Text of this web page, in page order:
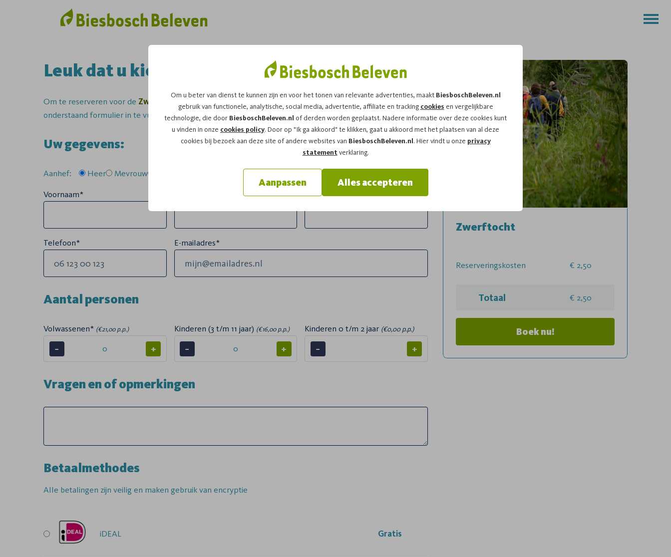
Om u beter van dienst te kunnen zijn en voor het tonen van relevante advertenties, maakt BiesboschBeleven.nl
gebruik van functionele, analytische, social media, advertentie, affiliate en tracking cookies en vergelijkbare
technologie, die door BiesboschBeleven.nl of derden worden geplaatst. Nadere informatie over deze cookies kunt
u vinden in onze cookies policy. Door op "Ik ga akkoord" te klikken, gaat u akkoord met het plaatsen van al deze
cookies bij bezoek aan deze site of andere websites van BiesboschBeleven.nl. Hier vindt u onze privacy
statementverklaring.
Aanpassen Alles accepteren
Leuk dat u kiest voor dit arrangement!
Om te reserveren voor de Zwerftocht vaartocht op zaterdag 25-04-2026 om 14:00
vragen wij u
onderstaand formulier in te vullen.
Uw gegevens:
Aanhef: Heer Mevrouw
Voornaam* Achternaam*
Telefoon* E-mailadres*
Aantal personen
Volwassenen* (€21,00 p.p.)
− +
Kinderen (3 t/m 11 jaar) (€16,00 p.p.)
− +
Kinderen 0 t/m 2 jaar (€0,00 p.p.)
− +
Vragen en of opmerkingen
Zwerftocht
Reserveringskosten 2,50
Totaal 2,50
Boek nu!
Betaalmethodes
Alle betalingen zijn veilig en maken gebruik van encryptie
iDEAL Gratis